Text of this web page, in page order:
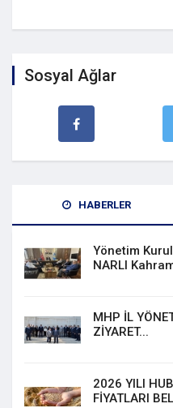
Sosyal Ağlar
HABERLER
Yönetim
NARLI
MHP İL
ZİYARET...
2026 YILI
FİYATLARI